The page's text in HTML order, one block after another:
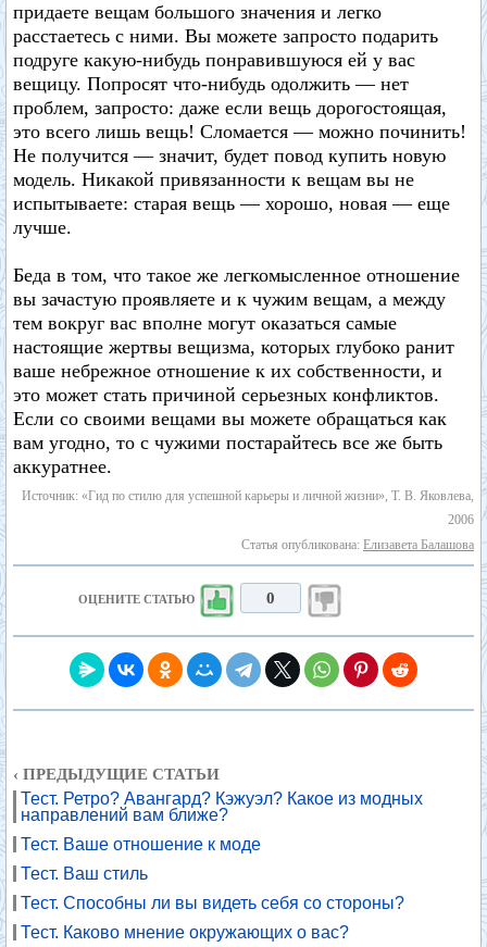
придаете вещам большого значения и легко
расстаетесь с ними. Вы можете запросто подарить
подруге какую-нибудь понравившуюся ей у вас
вещицу. Попросят что-нибудь одолжить — нет
проблем, запросто: даже если вещь дорогостоящая,
это всего лишь вещь! Сломается — можно починить!
Не получится — значит, будет повод купить новую
модель. Никакой привязанности к вещам вы не
испытываете: старая вещь — хорошо, новая — еще
лучше.
Беда в том, что такое же легкомысленное отношение
вы зачастую проявляете и к чужим вещам, а между
тем вокруг вас вполне могут оказаться самые
настоящие жертвы вещизма, которых глубоко ранит
ваше небрежное отношение к их собственности, и
это может стать причиной серьезных конфликтов.
Если со своими вещами вы можете обращаться как
вам угодно, то с чужими постарайтесь все же быть
аккуратнее.
Источник: «Гид по стилю для успешной карьеры и личной жизни», Т. В. Яковлева,
2006
Статья опубликована: Елизавета Балашова
ОЦЕНИТЕ СТАТЬЮ 0
‹ ПРЕДЫДУЩИЕ СТАТЬИ
Тест. Ретро? Авангард? Кэжуэл? Какое из модных
направлений вам ближе?
Тест. Ваше отношение к моде
Тест. Ваш стиль
Тест. Способны ли вы видеть себя со стороны?
Тест. Каково мнение окружающих о вас?